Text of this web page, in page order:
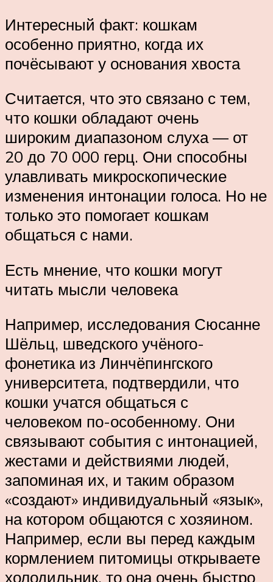
Интересный факт: кошкам
особенно приятно, когда их
почёсывают у основания хвоста
Считается, что это связано с тем,
что кошки обладают очень
широким диапазоном слуха — от
20 до 70 000 герц. Они способны
улавливать микроскопические
изменения интонации голоса. Но не
только это помогает кошкам
общаться с нами.
Есть мнение, что кошки могут
читать мысли человека
Например, исследования Сюсанне
Шёльц, шведского учёного-
фонетика из Линчёпингского
университета, подтвердили, что
кошки учатся общаться с
человеком по-особенному. Они
связывают события с интонацией,
жестами и действиями людей,
запоминая их, и таким образом
«создают» индивидуальный «язык»,
на котором общаются с хозяином.
Например, если вы перед каждым
кормлением питомицы открываете
холодильник, то она очень быстро